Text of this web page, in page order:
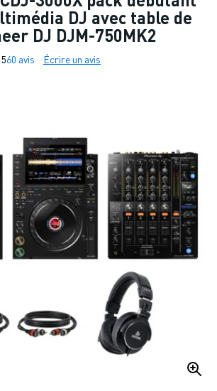
DJ avec table de
DJ DJM-750MK2
60 avis Écrire un avis